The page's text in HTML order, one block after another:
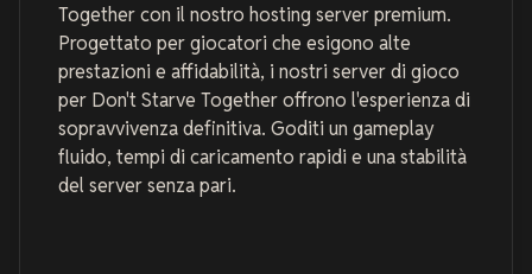
Together con il nostro hosting server premium.
Progettato per giocatori che esigono alte
prestazioni e affidabilità, i nostri server di gioco
per Don't Starve Together offrono l'esperienza di
sopravvivenza definitiva. Goditi un gameplay
fluido, tempi di caricamento rapidi e una stabilità
del server senza pari.